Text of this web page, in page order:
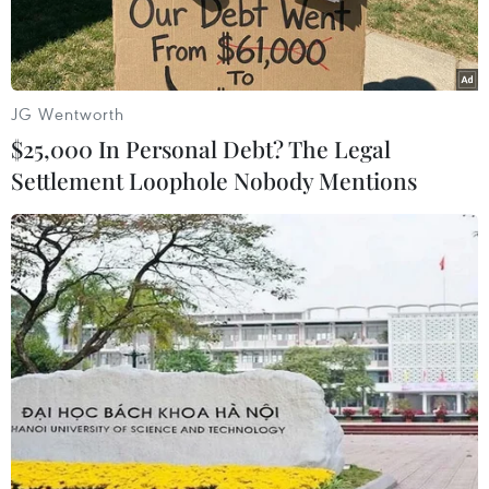
Tiêu Phương Anh tại phòng học của Trường Đại học Khoa học
Xã hội và Nhân văn. (Ảnh: PV/Vietnam+)
Sinh ra và lớn lên tại mảnh đất hoa phượng đỏ -
Hải Phòng, sinh viên Tiêu Phương Anh (28 tuổi)
dù cơ thể không hoàn hảo, với đôi mắt không
JG Wentworth
$25,000 In Personal Debt? The Legal
Settlement Loophole Nobody Mentions